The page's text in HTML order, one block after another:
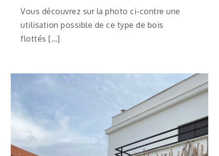
Vous découvrez sur la photo ci-contre une
utilisation possible de ce type de bois
flottés […]